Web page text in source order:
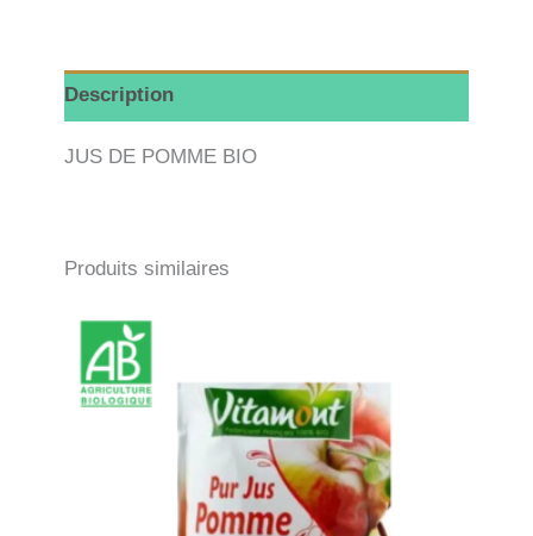
Description
JUS DE POMME BIO
Produits similaires